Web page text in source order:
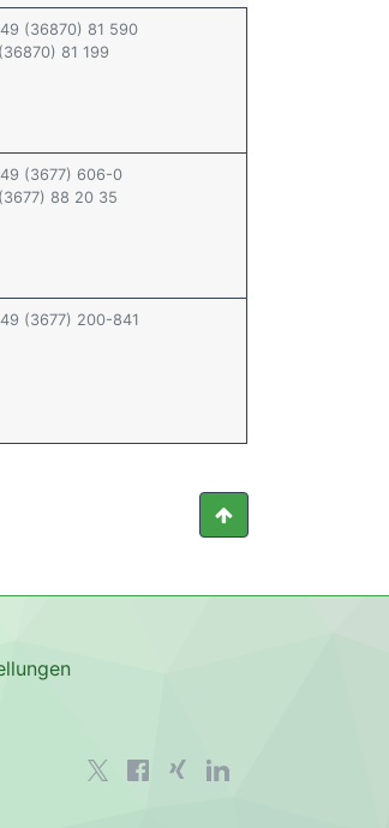
(36870) 81 590
81 199
(3677) 606-0
88 20 35
(3677) 200-841